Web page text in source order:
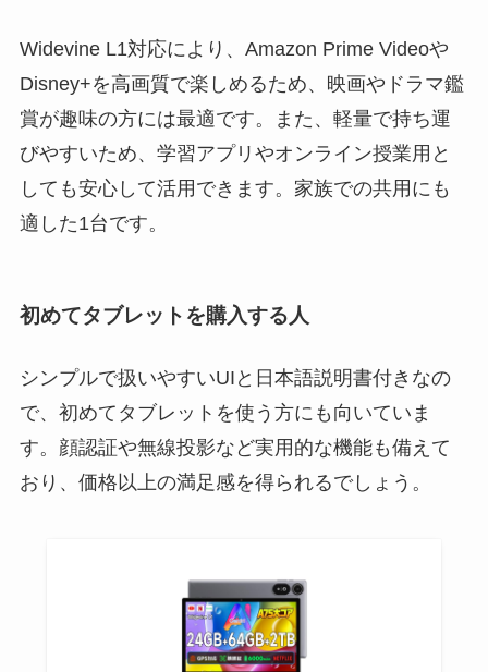
Widevine L1対応により、Amazon Prime Videoや
Disney+を高画質で楽しめるため、映画やドラマ鑑
賞が趣味の方には最適です。また、軽量で持ち運
びやすいため、学習アプリやオンライン授業用と
しても安心して活用できます。家族での共用にも
適した1台です。
初めてタブレットを購入する人
シンプルで扱いやすいUIと日本語説明書付きなの
で、初めてタブレットを使う方にも向いていま
す。顔認証や無線投影など実用的な機能も備えて
おり、価格以上の満足感を得られるでしょう。